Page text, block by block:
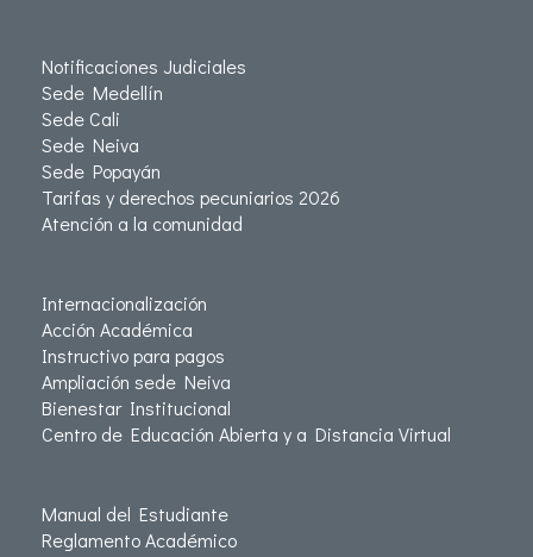
Notificaciones Judiciales
Sede Medellín
Sede Cali
Sede Neiva
Sede Popayán
Tarifas y derechos pecuniarios 2026
Atención a la comunidad
Internacionalización
Acción Académica
Instructivo para pagos
Ampliación sede Neiva
Bienestar Institucional
Centro de Educación Abierta y a Distancia Virtual
Manual del Estudiante
Reglamento Académico